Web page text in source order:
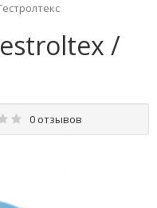
/
0 отзывов